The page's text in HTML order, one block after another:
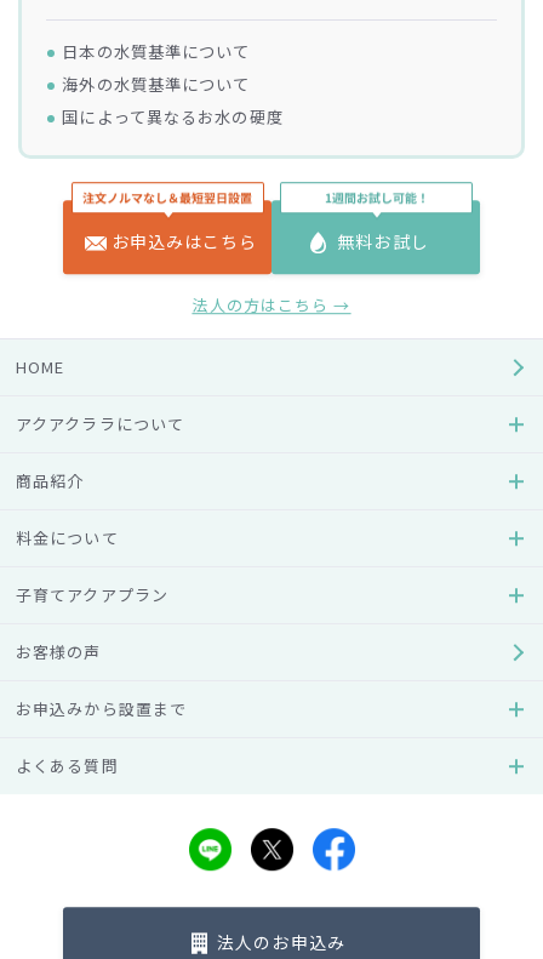
日本の水質基準について
海外の水質基準について
国によって異なるお水の硬度
料理をする時や喉が渇いた時など、日本では当たり前のよう
に水道水が使われています。けれど広い世界を見渡してみる
と安心して水道水が飲める国は、それほど多くありません。
日本と海外のお水では、どのような違いがあるのでしょう
ます。
日本の水質基準について
日本の水道水は、世界的に見てもトップクラスの安全性を誇
って、飲み水の安全性を守るための「水質基準」が厳格に定
ずこの基準を満たさなければならず、各地の水道局は定期的
準」は平成15年に大幅に改訂されたもので、その主な項目は
次の通りです。
水道基準項目
人々の健康や生活に支障をきたす恐れのある「大腸菌」、
「水銀」、「カドミウム」といった様々な有害物質が含まれ
容や基準値が51項目（※1）あります。
お申込みはこちら 無料お試し
法人の方はこちら →
HOME
アクアクララについて
商品紹介
料金について
子育てアクアプラン
お客様の声
お申込みから設置まで
よくある質問
法人のお申込み